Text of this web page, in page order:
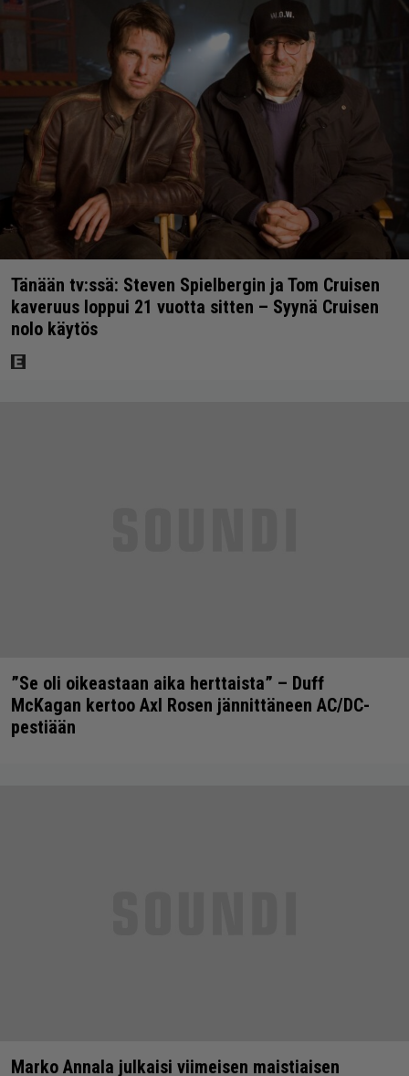
Tänään tv:ssä: Steven Spielbergin ja Tom Cruisen
kaveruus loppui 21 vuotta sitten – Syynä Cruisen
nolo käytös
”Se oli oikeastaan aika herttaista” – Duff
McKagan kertoo Axl Rosen jännittäneen AC/DC-
pestiään
Marko Annala julkaisi viimeisen maistiaisen